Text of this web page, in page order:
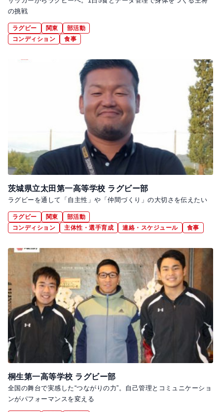
の挑戦
ラグビー 関東
部活動
コンディション
食事
茨城県立太田第一高等学校 ラグビー部
ラグビーを通して「自主性」や「仲間づくり」の大切さを伝えたい
ラグビー 関東
部活動
コンディション
主体性・選手育成 連絡・スケジュール 食事
桐生第一高等学校 ラグビー部
全国の舞台で実感した“つながりの力”。自己管理とコミュニケーショ
ンがパフォーマンスを変える